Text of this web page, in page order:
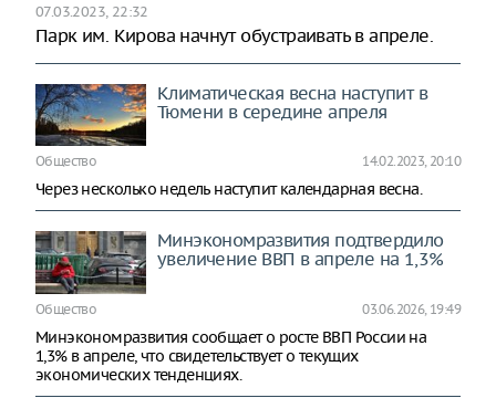
07.03.2023, 22:32
Парк им. Кирова начнут обустраивать в апреле.
Климатическая весна наступит в
Тюмени в середине апреля
Общество 14.02.2023, 20:10
Через несколько недель наступит календарная весна.
Минэкономразвития подтвердило
увеличение ВВП в апреле на 1,3%
Общество 03.06.2026, 19:49
Минэкономразвития сообщает о росте ВВП России на
1,3% в апреле, что свидетельствует о текущих
экономических тенденциях.